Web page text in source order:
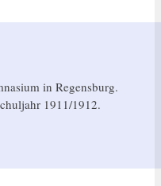
in Regensburg.
1911/1912.